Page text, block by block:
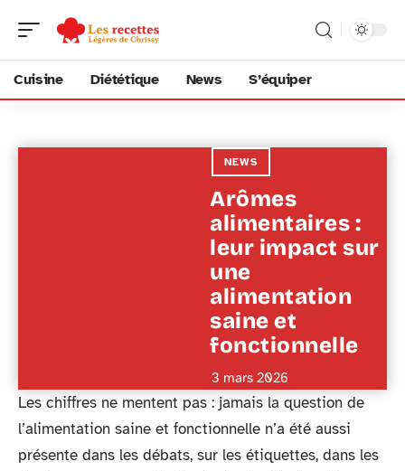
Cuisine Diététique News S’équiper
NEWS
Arômes
alimentaires :
leur impact sur
une
alimentation
saine et
fonctionnelle
3 mars 2026
Les chiffres ne mentent pas : jamais la question de
l’alimentation saine et fonctionnelle n’a été aussi
présente dans les débats, sur les étiquettes, dans les